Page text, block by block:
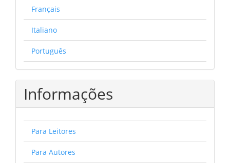
Français
Italiano
Português
Informações
Para Leitores
Para Autores